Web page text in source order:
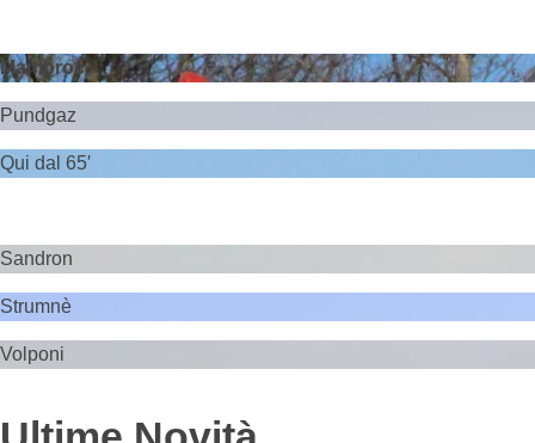
Mambroc
Pundgaz
Qui dal 65′
Sandron
Strumnè
Volponi